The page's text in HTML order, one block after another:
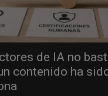
de IA no
contenido ha